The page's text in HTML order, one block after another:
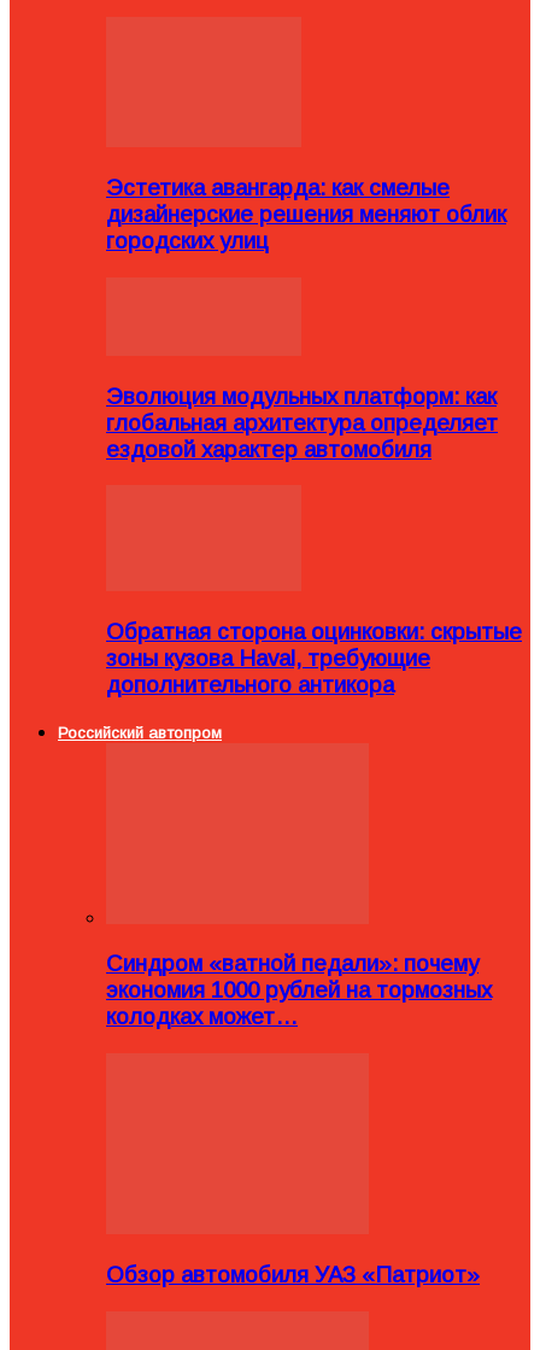
Эстетика авангарда: как смелые
дизайнерские решения меняют облик
городских улиц
Эволюция модульных платформ: как
глобальная архитектура определяет
ездовой характер автомобиля
Обратная сторона оцинковки: скрытые
зоны кузова Haval, требующие
дополнительного антикора
Российский автопром
Синдром «ватной педали»: почему
экономия 1000 рублей на тормозных
колодках может…
Обзор автомобиля УАЗ «Патриот»